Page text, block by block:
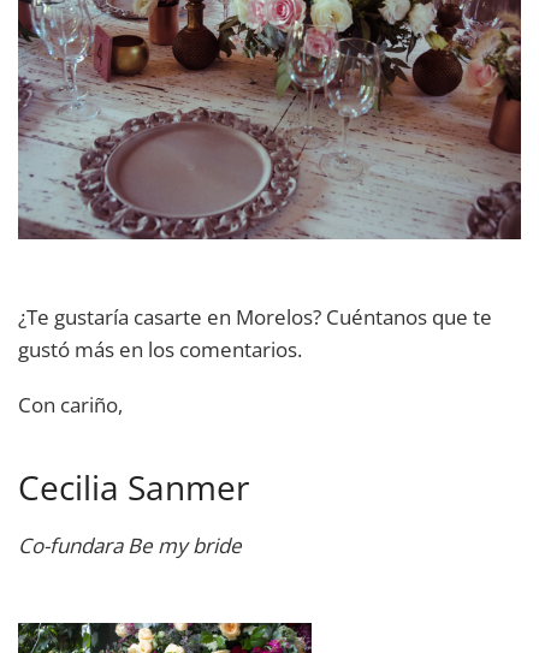
¿Te gustaría casarte en Morelos? Cuéntanos que te
gustó más en los comentarios.
Con cariño,
Cecilia Sanmer
Co-fundara Be my bride